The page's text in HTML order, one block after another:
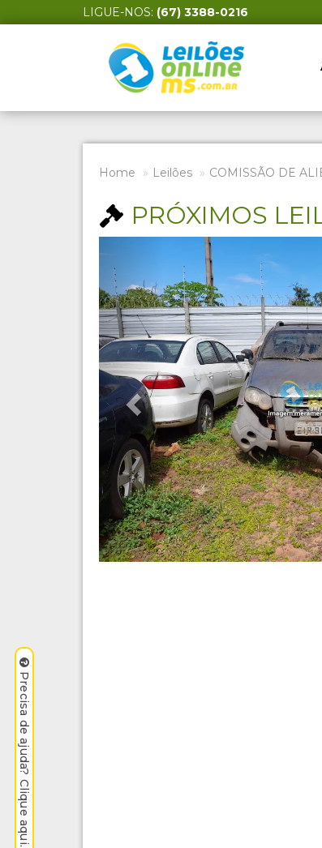
LIGUE-NOS: (67) 3388-0216
Home Leilões COMISSÃO DE
PRÓXIMOS
Precisa de ajuda? Clique aqui.